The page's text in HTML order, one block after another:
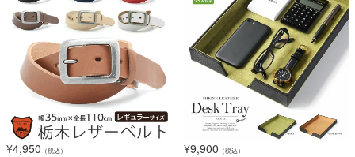
¥4,950 （税込） ¥9,900 （税込）